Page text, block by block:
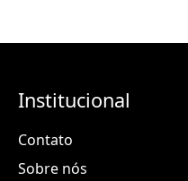
Institucional
Contato
Sobre nós